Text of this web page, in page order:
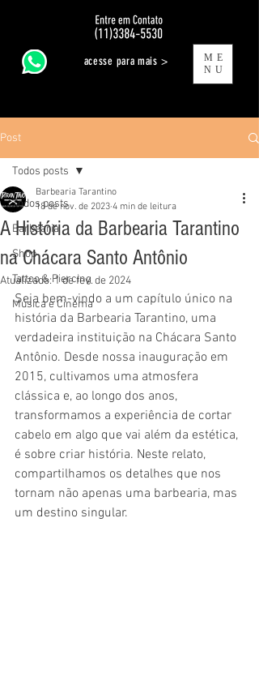
acesse para mais >
ME
NU
Post
Todos posts
Barbearia
Shop
Tattoo & Piercing
Música e Cinema
Todos posts
A História da Barbearia Tarantino
na Chácara Santo Antônio
Barbearia Tarantino
18 de nov. de 2023 4 min de leitura
Atualizado:1 de fev. de 2024
Seja bem-vindo a um capítulo único na
história da Barbearia Tarantino, uma
verdadeira instituição na Chácara Santo
Antônio. Desde nossa inauguração em
2015, cultivamos uma atmosfera
clássica e, ao longo dos anos,
transformamos a experiência de cortar
cabelo em algo que vai além da estética,
é sobre criar história. Neste relato,
compartilhamos os detalhes que nos
tornam não apenas uma barbearia, mas
um destino singular.